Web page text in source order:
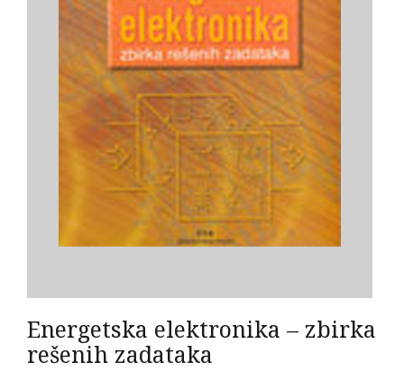
Energetska elektronika – zbirka
rešenih zadataka